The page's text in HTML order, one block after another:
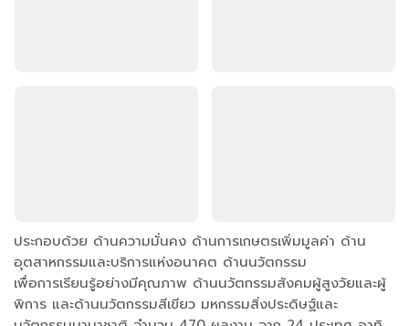
ประกอบด้วย ด้านความมั่นคง ด้านการเกษตรเพิ่มมูลค่า ด้าน
อุตสาหกรรมและบริการแห่งอนาคต ด้านนวัตกรรม
เพื่อการเรียนรู้อย่างมีคุณภาพ ด้านนวัตกรรมสังคมผู้สูงวัยและผู้
พิการ และด้านนวัตกรรมสีเขียว มหกรรมสิ่งประดิษฐ์และ